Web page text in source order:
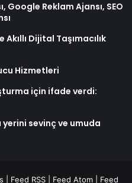
Google Reklam Ajansı, SEO
Dijital Taşımacılık
Hizmetleri
için ifade verdi:
sevinç ve umuda
Feed RSS Feed Atom Feed